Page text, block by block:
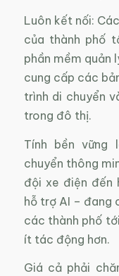
Luôn kết nối:
của thành phố
phần mềm quản
cung cấp các
trình di chuyển
trong đô thị.
Tính bền
chuyển thông
đội xe điện đến
hỗ trợ AI – đang
các thành phố
ít tác động hơn.
Giá cả phải